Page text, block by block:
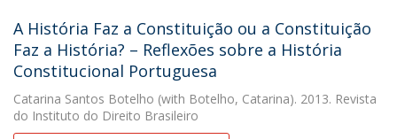
A História Faz a Constituição ou a Constituição
Faz a História? – Reflexões sobre a História
Constitucional Portuguesa
Catarina Santos Botelho (with Botelho, Catarina). 2013. Revista
do Instituto do Direito Brasileiro